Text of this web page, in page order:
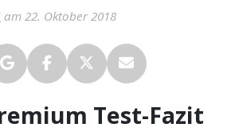
am 22. Oktober 2018
Test-Fazit